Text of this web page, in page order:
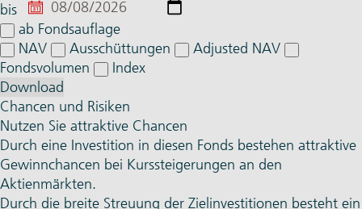
bis
ab Fondsauflage
NAV
Ausschüttungen
Adjusted NAV
Fondsvolumen
Index
Download
Chancen und Risiken
Nutzen Sie attraktive Chancen
Durch eine Investition in diesen Fonds bestehen attraktive
Gewinnchancen bei Kurssteigerungen an den
Aktienmärkten.
Durch die breite Streuung der Zielinvestitionen besteht ein